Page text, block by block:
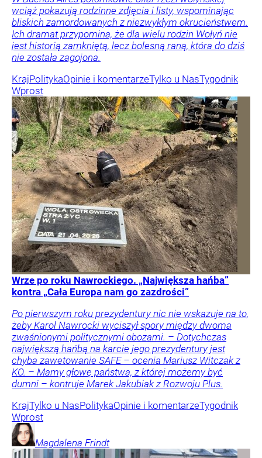
wciąż pokazują rodzinne zdjęcia i listy, wspominając
bliskich zamordowanych z niezwykłym okrucieństwem.
Ich dramat przypomina, że dla wielu rodzin Wołyń nie
jest historią zamkniętą, lecz bolesną raną, która do dziś
nie została zagojona.
KrajPolitykaOpinie i komentarzeTylko u NasTygodnik
Wprost
Wrze po roku Nawrockiego. „Największa hańba”
kontra „Cała Europa nam go zazdrości”
Po pierwszym roku prezydentury nic nie wskazuje na to,
żeby Karol Nawrocki wyciszył spory między dwoma
zwaśnionymi politycznymi obozami. – Dotychczas
największą hańbą na karcie jego prezydentury jest
chyba zawetowanie SAFE – ocenia Mariusz Witczak z
KO. – Mamy głowę państwa, z której możemy być
dumni – kontruje Marek Jakubiak z Rozwoju Plus.
KrajTylko u NasPolitykaOpinie i komentarzeTygodnik
Wprost
Magdalena Frindt